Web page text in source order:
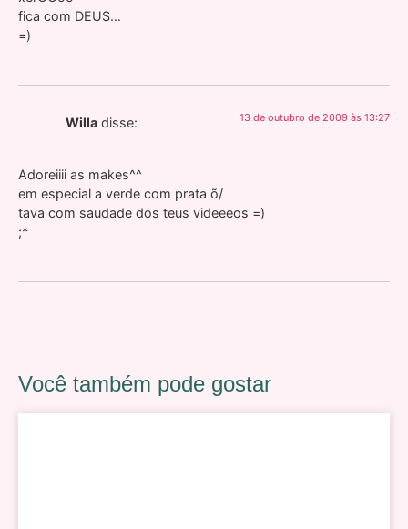
fica com DEUS…
=)
Willa disse: 13 de outubro de 2009 às 13:27
Adoreiiii as makes^^
em especial a verde com prata õ/
tava com saudade dos teus videeeos =)
;*
Você também pode gostar